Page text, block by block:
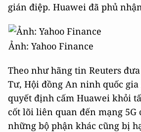
gián điệp. Huawei đã phủ
Ảnh: Yahoo Finance
Theo như hãng tin Reuters
Tư, Hội đồng An ninh quốc gia
quyết định cấm Huawei khỏi
cốt lõi liên quan đến mạng 5G
những bộ phận khác cũng bị